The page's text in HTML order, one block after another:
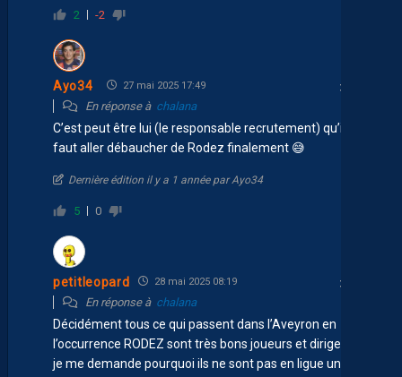
2 -2
Ayo34 27 mai 2025 17:49
En réponse à chalana
C’est peut être lui (le responsable recrutement) qu’il
faut aller débaucher de Rodez finalement 😅
Dernière édition il y a 1 année par Ayo34
5 0
petitleopard 28 mai 2025 08:19
En réponse à chalana
Décidément tous ce qui passent dans l’Aveyron en
l’occurrence RODEZ sont très bons joueurs et dirigeants
je me demande pourquoi ils ne sont pas en ligue un